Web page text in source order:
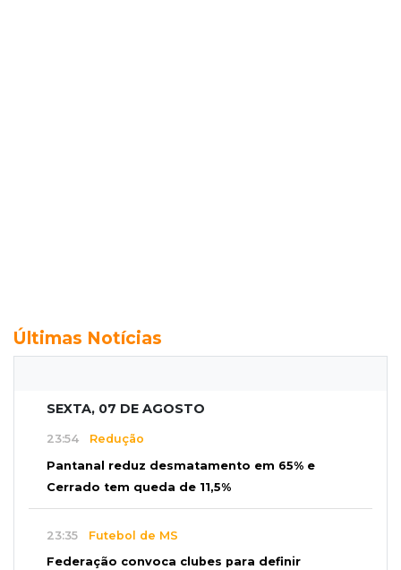
Últimas Notícias
SEXTA, 07 DE AGOSTO
23:54 Redução
Pantanal reduz desmatamento em 65% e
Cerrado tem queda de 11,5%
23:35 Futebol de MS
Federação convoca clubes para definir